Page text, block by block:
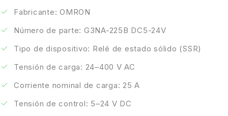
Fabricante: OMRON
Número de parte: G3NA-225B DC5-24V
Tipo de dispositivo: Relé de estado sólido (SSR)
Tensión de carga: 24–400 V AC
Corriente nominal de carga: 25 A
Tensión de control: 5–24 V DC